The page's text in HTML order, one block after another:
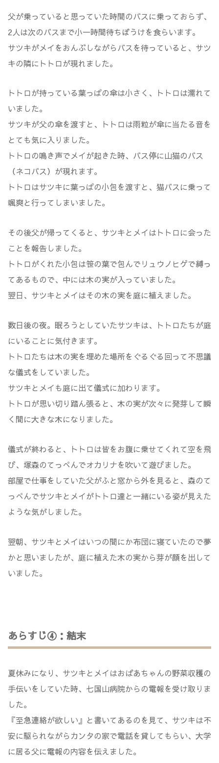
父が乗っていると思っていた時間のバスに乗っておらず、
2人は次のバスまで小一時間待ちぼうけを食らいます。
サツキがメイをおんぶしながらバスを待っていると、サツ
キの隣にトトロが現れました。
トトロが持っている葉っぱの傘は小さく、トトロは濡れて
いました。
サツキが父の傘を渡すと、トトロは雨粒が傘に当たる音を
とても気に入りました。
トトロの鳴き声でメイが起きた時、バス停に山猫のバス
（ネコバス）が現れます。
トトロはサツキに葉っぱの小包を渡すと、猫バスに乗って
颯爽と行ってしまいました。
その後父が帰ってくると、サツキとメイはトトロに会った
ことを報告しました。
トトロがくれた小包は笹の葉で包んでリュウノヒゲで縛っ
てあるもので、中には木の実が入っていました。
翌日、サツキとメイはその木の実を庭に植えました。
数日後の夜。眠ろうとしていたサツキは、トトロたちが庭
にいることに気付きます。
トトロたちは木の実を埋めた場所をぐるぐる回って不思議
な儀式をしていました。
サツキとメイも庭に出て儀式に加わります。
トトロが思い切り踏ん張ると、木の実が次々に発芽して瞬
く間に大きな木になりました。
儀式が終わると、トトロは皆をお腹に乗せてくれて空を飛
び、塚森のてっぺんでオカリナを吹いて遊びました。
部屋で仕事をしていた父がふと窓から外を見ると、森のて
っぺんでサツキとメイがトトロ達と一緒にいる姿が見えた
ような気がしました。
翌朝、サツキとメイはいつの間にか布団に寝ていたので夢
かと思いましたが、庭に植えた木の実から芽が顔を出して
いました。
あらすじ④：結末
夏休みになり、サツキとメイはおばあちゃんの野菜収穫の
手伝いをしていた時、七国山病院からの電報を受け取りま
した。
『至急連絡が欲しい』と書いてあるのを見て、サツキは不
安に駆られながらカンタの家で電話を貸してもらい、大学
に居る父に電報の内容を伝えました。